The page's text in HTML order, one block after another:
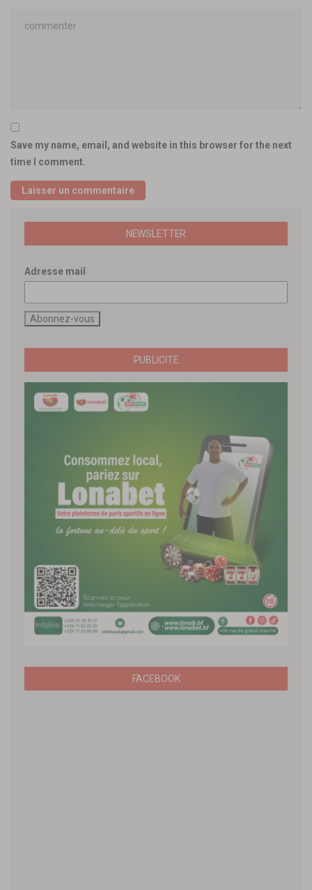
Save my name, email, and website in this browser for the next
time I comment.
NEWSLETTER
Adresse mail
PUBLICITE
FACEBOOK